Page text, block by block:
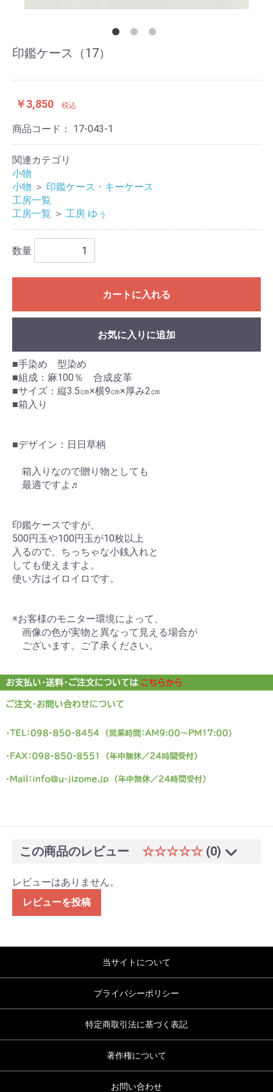
印鑑ケース（17）
￥3,850 税込
商品コード： 17-043-1
関連カテゴリ
小物
小物 ＞ 印鑑ケース・キーケース
工房一覧
工房一覧 ＞ 工房 ゆぅ
数量
カートに入れる
お気に入りに追加
■手染め 型染め
■組成：麻100％ 合成皮革
■サイズ：縦3.5㎝×横9㎝×厚み2㎝
■箱入り
■デザイン：日日草柄
箱入りなので贈り物としても
最適ですよ♬
印鑑ケースですが、
500円玉や100円玉が10枚以上
入るので、ちっちゃな小銭入れと
しても使えますよ。
使い方はイロイロです。
※お客様のモニター環境によって、
画像の色が実物と異なって見える場合が
ございます。ご了承ください。
この商品のレビュー ☆☆☆☆☆ (0)
レビューはありません。
レビューを投稿
当サイトについて
プライバシーポリシー
特定商取引法に基づく表記
著作権について
お問い合わせ